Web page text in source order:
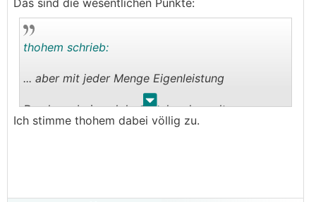
Das sind die wesentlichen Punkte:
. .
thohem schrieb:
... aber mit jeder Menge Eigenleistung
Das kann bei euch locker das doppelte
ausmachen.
Ich stimme thohem dabei völlig zu.